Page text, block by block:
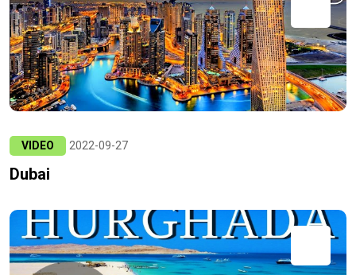
VIDEO 2022-09-27
Dubai